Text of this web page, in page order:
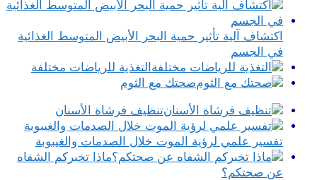
اكتشاف آلية تأثير حمية البحر الأبيض المتوسط الغذائية
في الجسم
التغذية للرياضات مختلفة
صحتك مع الثوم
تنظيف فرشاة الأسنان
تفسير علمي لرؤية الموت خلال الصدمات والغيبوبة
ماذا تخبركم الشفاه
عن صحتكم؟